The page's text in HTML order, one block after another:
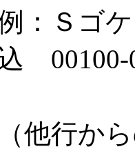
ケン
0-
の振